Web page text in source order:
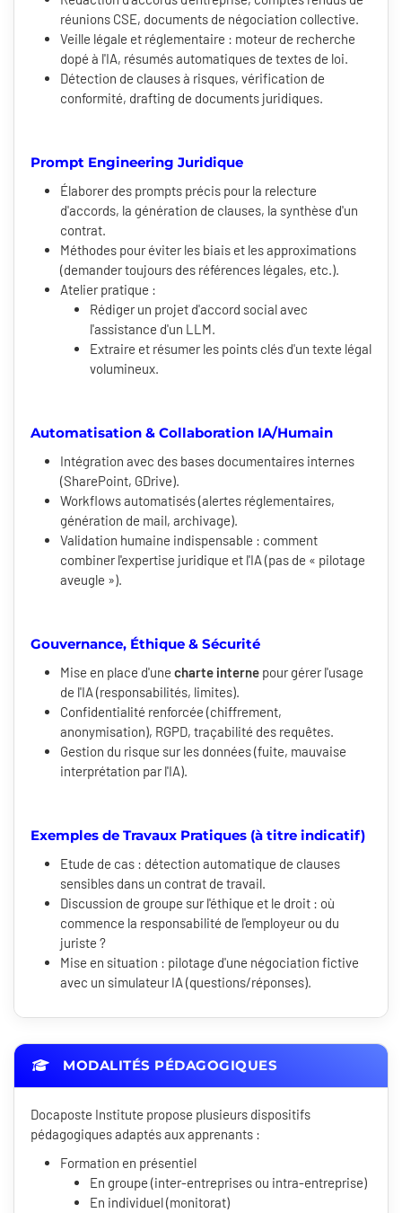
réunions CSE, documents de négociation collective.
Veille légale et réglementaire : moteur de recherche
dopé à l'IA, résumés automatiques de textes de loi.
Détection de clauses à risques, vérification de
conformité, drafting de documents juridiques.
Prompt Engineering Juridique
Élaborer des prompts précis pour la relecture
d'accords, la génération de clauses, la synthèse d'un
contrat.
Méthodes pour éviter les biais et les approximations
(demander toujours des références légales, etc.).
Atelier pratique :
Rédiger un projet d'accord social avec
l'assistance d'un LLM.
Extraire et résumer les points clés d'un texte légal
volumineux.
Automatisation & Collaboration IA/Humain
Intégration avec des bases documentaires internes
(SharePoint, GDrive).
Workflows automatisés (alertes réglementaires,
génération de mail, archivage).
Validation humaine indispensable : comment
combiner l'expertise juridique et l'IA (pas de « pilotage
aveugle »).
Gouvernance, Éthique & Sécurité
Mise en place d'une charte interne pour gérer l'usage
de l'IA (responsabilités, limites).
Confidentialité renforcée (chiffrement,
anonymisation), RGPD, traçabilité des requêtes.
Gestion du risque sur les données (fuite, mauvaise
interprétation par l'IA).
Exemples de Travaux Pratiques (à titre indicatif)
Etude de cas : détection automatique de clauses
sensibles dans un contrat de travail.
Discussion de groupe sur l'éthique et le droit : où
commence la responsabilité de l'employeur ou du
juriste ?
Mise en situation : pilotage d'une négociation fictive
avec un simulateur IA (questions/réponses).
MODALITÉS PÉDAGOGIQUES
Docaposte Institute propose plusieurs dispositifs
pédagogiques adaptés aux apprenants :
Formation en présentiel
En groupe (inter-entreprises ou intra-entreprise)
En individuel (monitorat)